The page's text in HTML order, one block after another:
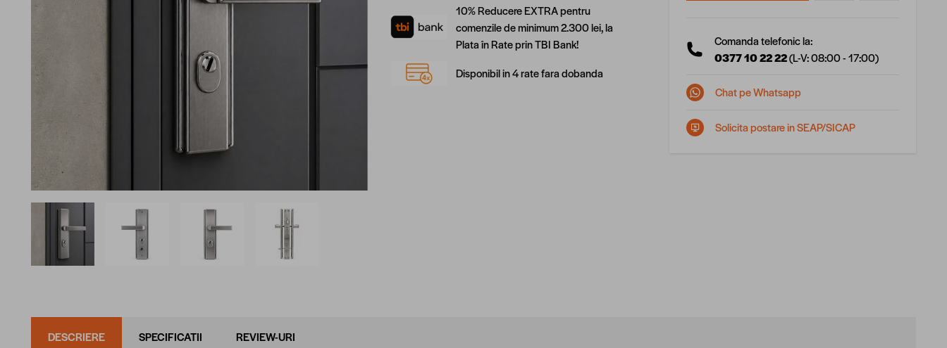
View larger imageView larger imageView larger imageView larger image
10% Reducere EXTRA pentru
comenzile de minimum 2.300 lei, la
Plata în Rate prin TBI Bank!
Disponibil in 4 rate fara dobanda
Comanda telefonic la:
0377 10 22 22(L-V: 08:00 - 17:00)
Chat pe Whatsapp
Solicita postare in SEAP/SICAP
DESCRIERE SPECIFICATII REVIEW-URI